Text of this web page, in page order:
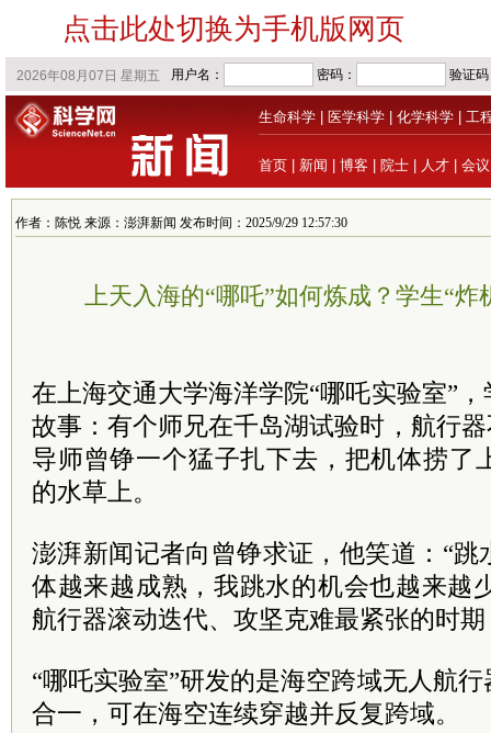
点击此处切换为手机版网页
生命科学 医学科学 化学科学 工
首页 新闻 博客 院士 人才 会议
作者：陈悦 来源：澎湃新闻 发布时间：2025/9/29 12:57:30
上天入海的“哪吒”如何炼成？学生“炸
在上海交通大学海洋学院“哪吒实验室”
故事：有个师兄在千岛湖试验时，航行
导师曾铮一个猛子扎下去，把机体捞了
的水草上。
澎湃新闻记者向曾铮求证，他笑道：“
体越来越成熟，我跳水的机会也越来越
航行器滚动迭代、攻坚克难最紧张的时
“哪吒实验室”研发的是海空跨域无人航
合一，可在海空连续穿越并反复跨域。